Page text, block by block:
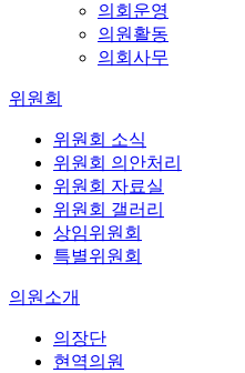
의회운영
의원활동
의회사무
위원회
위원회 소식
위원회 의안처리
위원회 자료실
위원회 갤러리
상임위원회
특별위원회
의원소개
의장단
현역의원